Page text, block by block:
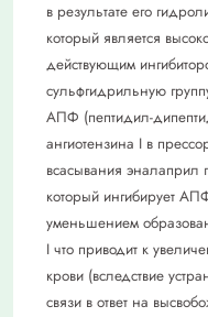
в результате его
который является
действующим
сульфгидрильную
АПФ (пептидил-
ангиотензина I в
всасывания эналаприл
который ингибирует
уменьшением
I что приводит к
крови (вследствие
связи в ответ на